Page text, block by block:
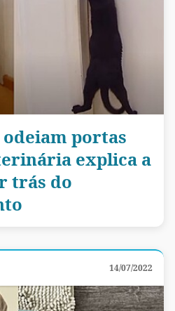
portas
explica a
trás do
14/07/2022